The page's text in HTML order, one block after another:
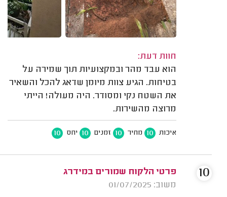
חוות דעת:
הוא עבד מהר ובמקצועיות תוך שמירה על
בטיחות. הגיע צוות מיומן שדאג להכל והשאיר
את השטח נקי ומסודר. היה מעולה! הייתי
מרוצה מהשירות.
איכות 10 מחיר 10 זמנים 10 יחס 10
פרטי הלקוח שמורים במידרג
משוב: 01/07/2025
10